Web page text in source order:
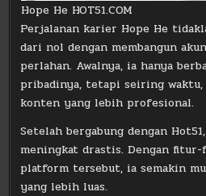
Hope He HOT51.COM
Perjalanan karier Hope He
dari nol dengan membangun
perlahan. Awalnya, ia hanya
pribadinya, tetapi seiring
konten yang lebih profesional.
Setelah bergabung dengan
meningkat drastis. Dengan
platform tersebut, ia semakin
yang lebih luas.